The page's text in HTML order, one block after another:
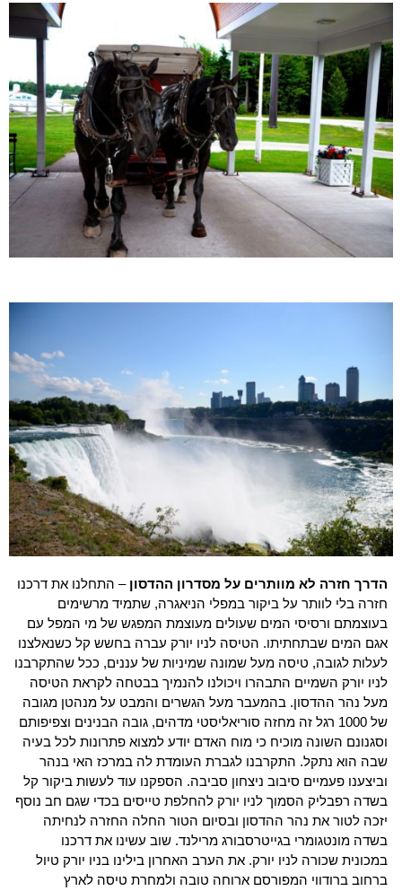
הדרך חזרה לא מוותרים על מסדרון ההדסון – התחלנו את דרכנו
חזרה בלי לוותר על ביקור במפלי הניאגרה, שתמיד מרשימים
בעוצמתם ורסיסי המים שעולים מעוצמת המפגש של מי המפל עם
אגם המים שבתחתיתו. הטיסה לניו יורק עברה בחשש קל כשנאלצנו
לעלות לגובה, טיסה מעל שמונה שמיניות של עננים, ככל שהתקרבנו
לניו יורק השמיים התבהרו ויכולנו להנמיך בבטחה לקראת הטיסה
מעל נהר ההדסון. בהמעבר מעל הגשרים והמבט על מנהטן מגובה
של 1000 רגל זה מחזה סוריאליסטי מדהים, גובה הבנינים וצפיפותם
וסגנונם השונה מוכיח כי מוח האדם יודע למצוא פתרונות לכל בעיה
שבה הוא נתקל. התקרבנו לגברת העומדת לה במרכז האי בנהר
וביצענו פעמיים סיבוב ניצחון סביבה. הספקנו עוד לעשות ביקור קל
בשדה רפבליק הסמוך לניו יורק להחלפת טייסים בכדי שגם חב נוסף
יזכה לטור את נהר ההדסון ובסיום הטור החלה החזרה לנחיתה
בשדה מונטגומרי בגייטרסבורג מרילנד. שוב עשינו את דרכנו
במכונית שכורה לניו יורק. את הערב האחרון בילינו בניו יורק טיול
ברחוב ברודווי המפורסם ארוחה טובה ולמחרת טיסה לארץ